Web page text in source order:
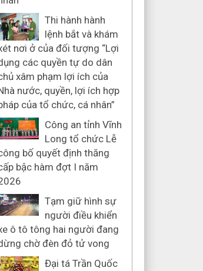
Thi hành hành
lệnh bắt và khám
nơi ở của đối tượng “Lợi
các quyền tự do dân
xâm phạm lợi ích của
nước, quyền, lợi ích hợp
của tổ chức, cá nhân”
Công an tỉnh Vĩnh
Long tổ chức Lễ
bố quyết định thăng
bậc hàm đợt I năm
Tạm giữ hình sự
người điều khiển
ô tô tông hai người đang
chờ đèn đỏ tử vong
Đại tá Trần Quốc